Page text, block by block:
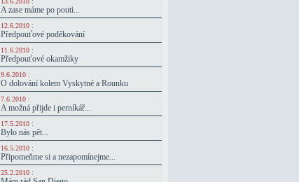
A zase máme po pouti...
12.6.2010 :
Předpouťové poděkování
11.6.2010 :
Předpouťové okamžiky
9.6.2010 :
O dolování kolem Vyskytné a Rounku
7.6.2010 :
A možná přijde i perníkář...
17.5.2010 :
Bylo nás pět...
16.5.2010 :
Připomeňme si a nezapomínejme...
25.2.2010 :